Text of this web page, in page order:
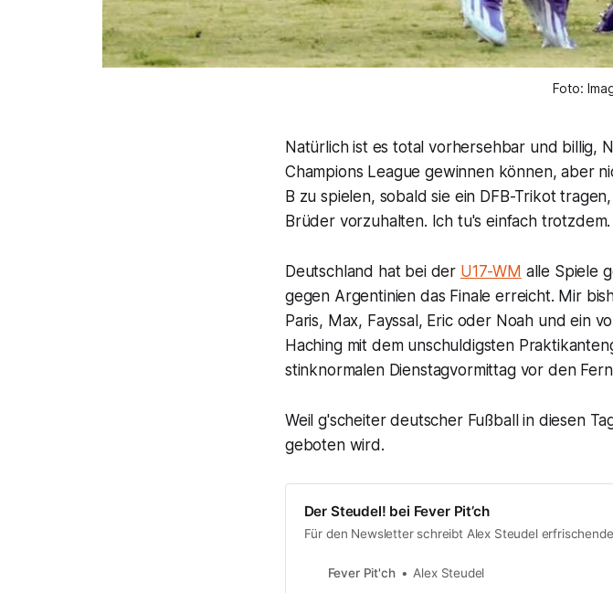
Foto:
Natürlich ist es total vorhersehbar und billig,
Champions League gewinnen können, aber
B zu spielen, sobald sie ein DFB-Trikot
Brüder vorzuhalten. Ich tu's einfach trotzdem.
Deutschland hat bei der U17-WM alle Spiele
gegen Argentinien das Finale erreicht. Mir
Paris, Max, Fayssal, Eric oder Noah und ein
Haching mit dem unschuldigsten
stinknormalen Dienstagvormittag vor den
Weil g'scheiter deutscher Fußball in diesen
geboten wird.
Der Steudel! bei Fever Pit’ch
Für den Newsletter schreibt Alex Steudel
Fever Pit'ch Alex Steudel